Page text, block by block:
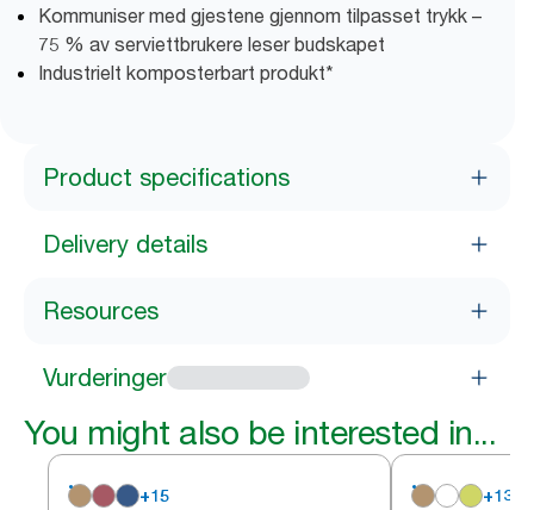
Kommuniser med gjestene gjennom tilpasset trykk –
75 % av serviettbrukere leser budskapet
Industrielt komposterbart produkt*
Product specifications
Delivery details
Resources
Vurderinger
You might also be interested in...
+15 +13